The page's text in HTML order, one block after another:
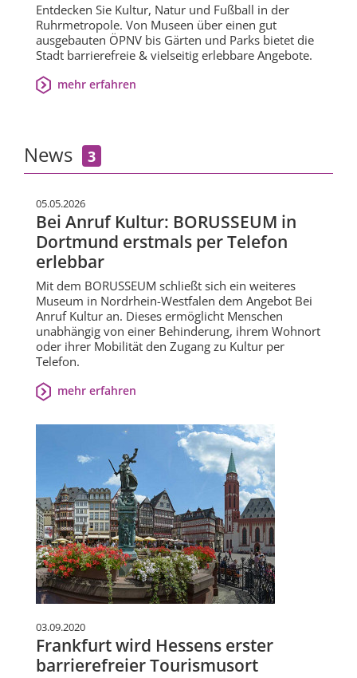
Entdecken Sie Kultur, Natur und Fußball in der
Ruhrmetropole. Von Museen über einen gut
ausgebauten ÖPNV bis Gärten und Parks bietet die
Stadt barrierefreie & vielseitig erlebbare Angebote.
mehr erfahren
News 3
05.05.2026
Bei Anruf Kultur: BORUSSEUM in
Dortmund erstmals per Telefon
erlebbar
Mit dem BORUSSEUM schließt sich ein weiteres
Museum in Nordrhein-Westfalen dem Angebot Bei
Anruf Kultur an. Dieses ermöglicht Menschen
unabhängig von einer Behinderung, ihrem Wohnort
oder ihrer Mobilität den Zugang zu Kultur per
Telefon.
mehr erfahren
03.09.2020
Frankfurt wird Hessens erster
barrierefreier Tourismusort